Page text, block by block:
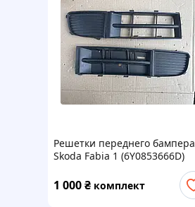
Решетки переднего бампера
Skoda Fabia 1 (6Y0853666D)
1 000₴ комплект